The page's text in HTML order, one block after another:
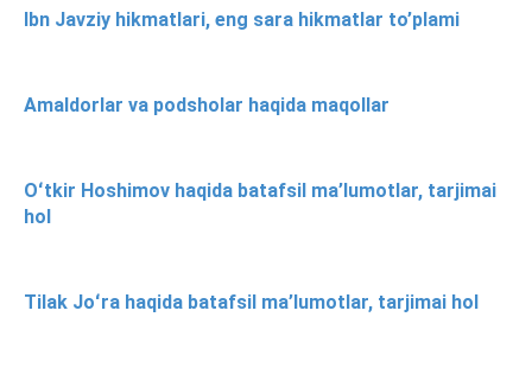
Ibn Javziy hikmatlari, eng sara hikmatlar to’plami
Amaldorlar va podsholar haqida maqollar
Oʻtkir Hoshimov haqida batafsil ma’lumotlar, tarjimai
hol
Tilak Joʻra haqida batafsil ma’lumotlar, tarjimai hol